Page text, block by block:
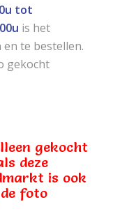
tot
is het
te bestellen.
gekocht
gekocht
deze
is ook
foto